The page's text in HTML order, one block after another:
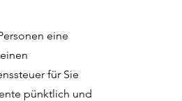
eine
für Sie
pünktlich und